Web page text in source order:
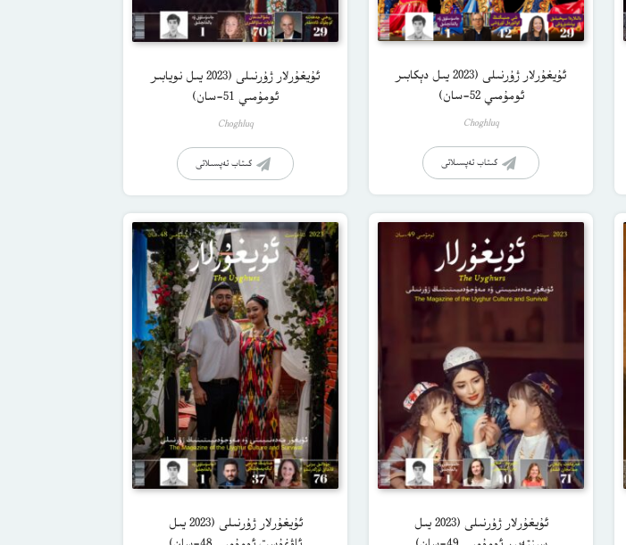
ئۇيغۇرلار ژۇرنىلى (2023 يىل دېكابىر
ئومۇمىي 52-سان)
Choghluq
كىتاب تەپسىلاتى
ئۇيغۇرلار ژۇرنىلى (2023 يىل نويابىر
ئومۇمىي 51-سان)
Choghluq
كىتاب تەپسىلاتى
ئۇيغۇرلار ژۇرنىلى (2023 يىل
ئۇيغۇرلار ژۇرنىلى (2023 يىل